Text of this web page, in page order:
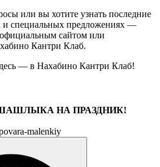
или вы хотите узнать последние
и специальных предложениях —
сайтом или
Кантри Клаб.
— в Нахабино Кантри Клаб!
НА ПРАЗДНИК!